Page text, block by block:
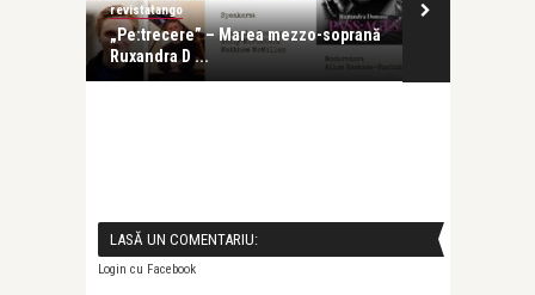
revistatango
„Pe:trecere” – Marea mezzo-soprană
Ruxandra D ...
LASĂ UN COMENTARIU:
Login cu Facebook